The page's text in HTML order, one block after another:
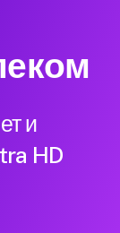
и
HD